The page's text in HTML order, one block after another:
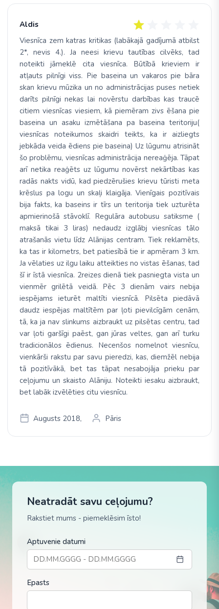
Aldis
Viesnīca zem katras kritikas (labākajā gadījumā atbilst
2*, nevis 4.). Ja neesi krievu tautības cilvēks, tad
noteikti jāmeklē cita viesnīca. Būtībā krieviem ir
atļauts pilnīgi viss. Pie baseina un vakaros pie bāra
skan krievu mūzika un no administrācijas puses netiek
darīts pilnīgi nekas lai novērstu darbības kas traucē
citiem viesnīcas viesiem, kā piemēram zivs ēšana pie
baseina un asaku izmētāšana pa baseina teritoriju(
viesnīcas noteikumos skaidri teikts, ka ir aizliegts
jebkāda veida ēdiens pie baseina) Uz lūgumu atrisināt
šo problēmu, viesnīcas administrācija nereaģēja. Tāpat
arī netika reaģēts uz lūgumu novērst nekārtības kas
radās nakts vidū, kad piedzērušies krievu tūristi meta
krēslus pa logu un skaļi klaigāja. Vienīgais pozitīvais
bija fakts, ka baseins ir tīrs un teritorija tiek uzturēta
apmierinošā stāvoklī. Regulāra autobusu satiksme (
maksā tikai 3 liras) nedaudz izglābj viesnīcas tālo
atrašanās vietu līdz Alānijas centram. Tiek reklamēts,
ka tas ir kilometrs, bet patiesībā tie ir apmēram 3 km.
Ja vēlaties uz ilgu laiku atteikties no vistas ēšanas, tad
šī ir īstā viesnīca. 2reizes dienā tiek pasniegta vista un
vienmēr grilētā veidā. Pēc 3 dienām vairs nebija
iespējams ieturēt maltīti viesnīcā. Pilsēta piedāvā
daudz iespējas maltītēm par ļoti pievilcīgām cenām,
tā, ka ja nav slinkums aizbraukt uz pilsētas centru, tad
var ļoti garšīgi paēst, gan jūras veltes, gan arī turku
tradicionālos ēdienus. Necenšos nomelnot viesnīcu,
vienkārši rakstu par savu pieredzi, kas, diemžēl nebija
tā pozitīvākā, bet tas tāpat nesabojāja prieku par
ceļojumu un skaisto Alāniju. Noteikti iesaku aizbraukt,
bet labāk izvēlēties citu viesnīcu.
Augusts 2018, Pāris
Neatradāt savu ceļojumu?
Rakstiet mums - piemeklēsim īsto!
Aptuvenie datumi
Epasts